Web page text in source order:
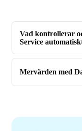
Vad kontrollerar
Service
Mervärden med